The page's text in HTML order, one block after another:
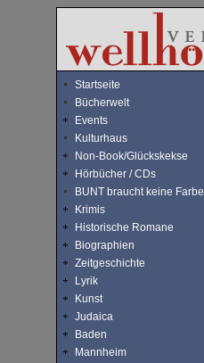
Startseite
Bücherwelt
Events
Kulturhaus
Non-Book/Glückskekse
Hörbücher / CDs
BUNT braucht keine Farbe
Krimis
Historische Romane
Biographien
Zeitgeschichte
Lyrik
Kunst
Judaica
Baden
Mannheim